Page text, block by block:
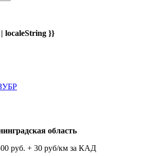
localeString }}
область
руб. + 30 руб/км за КАД